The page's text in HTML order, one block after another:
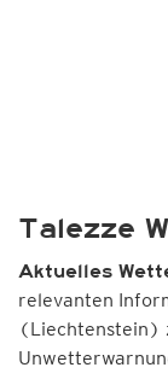
Talezze
Aktuelles
relevanten
(Liechtenstein)